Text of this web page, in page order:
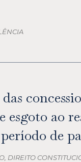
esgoto ao
de
DIREITO